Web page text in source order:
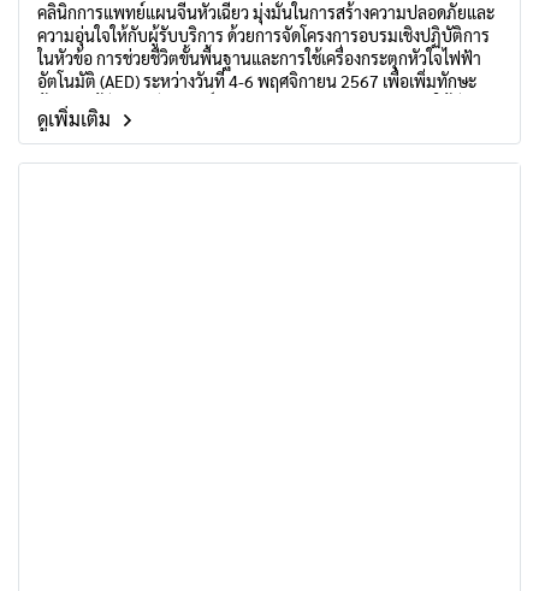
คลินิกการแพทย์แผนจีนหัวเฉียว มุ่งมั่นในการสร้างความปลอดภัยและ
ความอุ่นใจให้กับผู้รับบริการ ด้วยการจัดโครงการอบรมเชิงปฏิบัติการ
ในหัวข้อ การช่วยชีวิตขั้นพื้นฐานและการใช้เครื่องกระตุกหัวใจไฟฟ้า
อัตโนมัติ (AED) ระหว่างวันที่ 4-6 พฤศจิกายน 2567 เพื่อเพิ่มทักษะ
ด้านการกู้ชีพของทีมแพทย์ พยาบาล และบุคลากรของคลินิก ให้มีความ
พร้อมและสามารถตอบสนองเหตุฉุกเฉินได้อย่างมีประสิทธิภาพ
ดูเพิ่มเติม